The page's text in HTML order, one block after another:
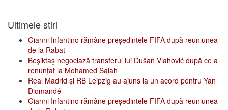
Ultimele stiri
Gianni Infantino rămâne președintele FIFA după reuniunea
de la Rabat
Beşiktaş negociază transferul lui Dušan Vlahović după ce a
renunțat la Mohamed Salah
Real Madrid și RB Leipzig au ajuns la un acord pentru Yan
Diomandé
Gianni Infantino rămâne președintele FIFA după reuniunea